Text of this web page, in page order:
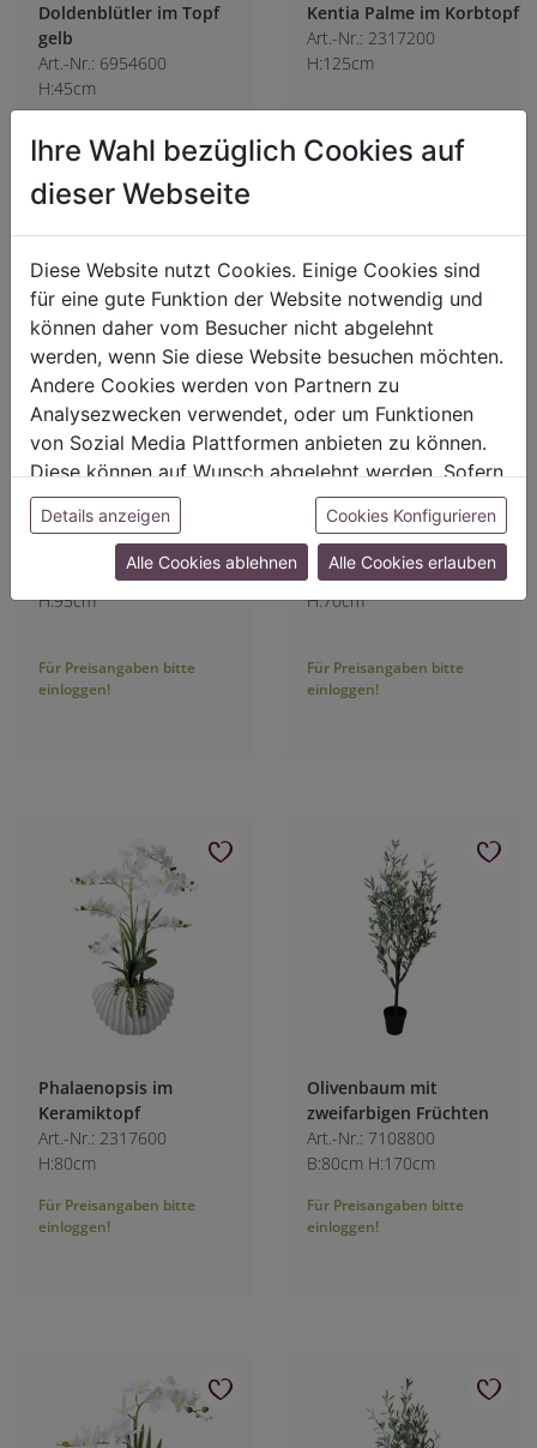
Doldenblütler im Topf
gelb
Art.-Nr.: 6954600
H:45cm
einloggen!
Kentia Palme im Korbtopf
Art.-Nr.: 2317200
H:125cm
einloggen!
Kunstgras im Korbtopf
Art.-Nr.: 2317300
H:95cm
Für Preisangaben bitte
einloggen!
Ficus lyrata im Korbtopf
Art.-Nr.: 2317400
H:70cm
Für Preisangaben bitte
einloggen!
Phalaenopsis im
Keramiktopf
Art.-Nr.: 2317600
H:80cm
Für Preisangaben bitte
einloggen!
Olivenbaum mit
zweifarbigen Früchten
Art.-Nr.: 7108800
B:80cm H:170cm
Für Preisangaben bitte
einloggen!
Ihre Wahl bezüglich Cookies auf
dieser Webseite
Diese Website nutzt Cookies. Einige Cookies sind
für eine gute Funktion der Website notwendig und
können daher vom Besucher nicht abgelehnt
werden, wenn Sie diese Website besuchen möchten.
Andere Cookies werden von Partnern zu
Analysezwecken verwendet, oder um Funktionen
von Sozial Media Plattformen anbieten zu können.
Diese können auf Wunsch abgelehnt werden. Sofern
sie unsere Webseite weiter nutzen, geben Sie
Einwilligung zu unseren Cookies.
Details anzeigen Cookies Konfigurieren
Alle Cookies ablehnen Alle Cookies erlauben